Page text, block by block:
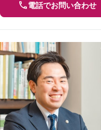
電話でお問い合わせ